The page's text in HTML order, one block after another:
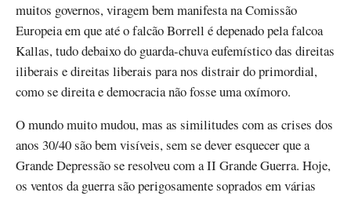
muitos governos, viragem bem manifesta na Comissão
Europeia em que até o falcão Borrell é depenado pela falcoa
Kallas, tudo debaixo do guarda-chuva eufemístico das direitas
iliberais e direitas liberais para nos distrair do primordial,
como se direita e democracia não fosse uma oxímoro.
O mundo muito mudou, mas as similitudes com as crises dos
anos 30/40 são bem visíveis, sem se dever esquecer que a
Grande Depressão se resolveu com a II Grande Guerra. Hoje,
os ventos da guerra são perigosamente soprados em várias